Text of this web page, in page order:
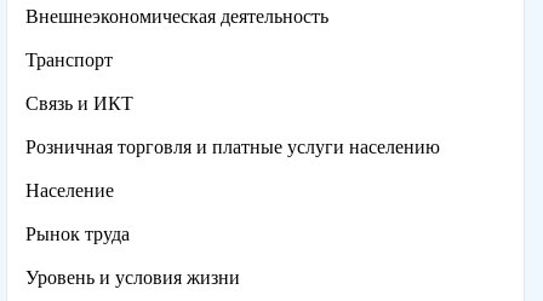
Внешнеэкономическая деятельность
Транспорт
Связь и ИКТ
Розничная торговля и платные услуги населению
Население
Рынок труда
Уровень и условия жизни